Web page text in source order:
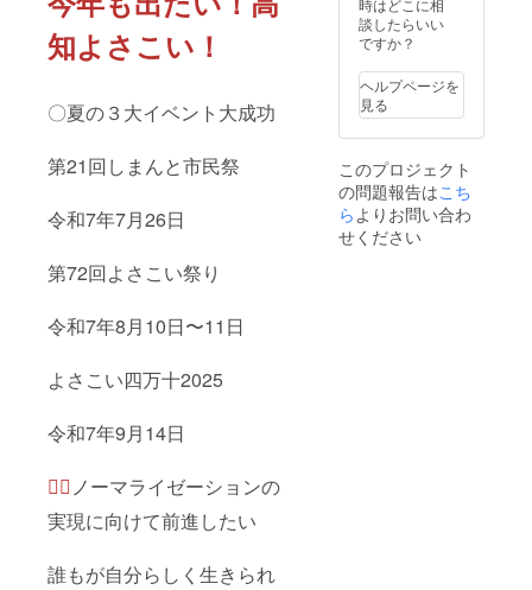
知よさこい！
〇夏の３大イベント大成功
第21回しまんと市民祭
令和7年7月26日
第72回よさこい祭り
令和7年8月10日〜11日
よさこい四万十2025
令和7年9月14日
❁⃘ ノーマライゼーションの
実現に向けて前進したい
誰もが自分らしく生きられ
月 ※保
存方法
光、高
温多湿
を避け
て保存
さい。
製造日
からで
きるだ
け早く
談したらいい
ですか？
ヘルプページを
見る
このプロジェクト
の問題報告はこち
ら よりお問い合わ
せください